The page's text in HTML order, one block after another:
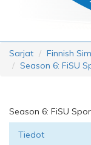
Sarjat
Finnish
Season 6: FiSU
Season 6: FiSU
Tiedot